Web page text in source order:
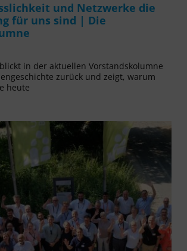
und Netzwerke die
für uns sind | Die
in der aktuellen Vorstandskolumne
zurück und zeigt, warum
heute